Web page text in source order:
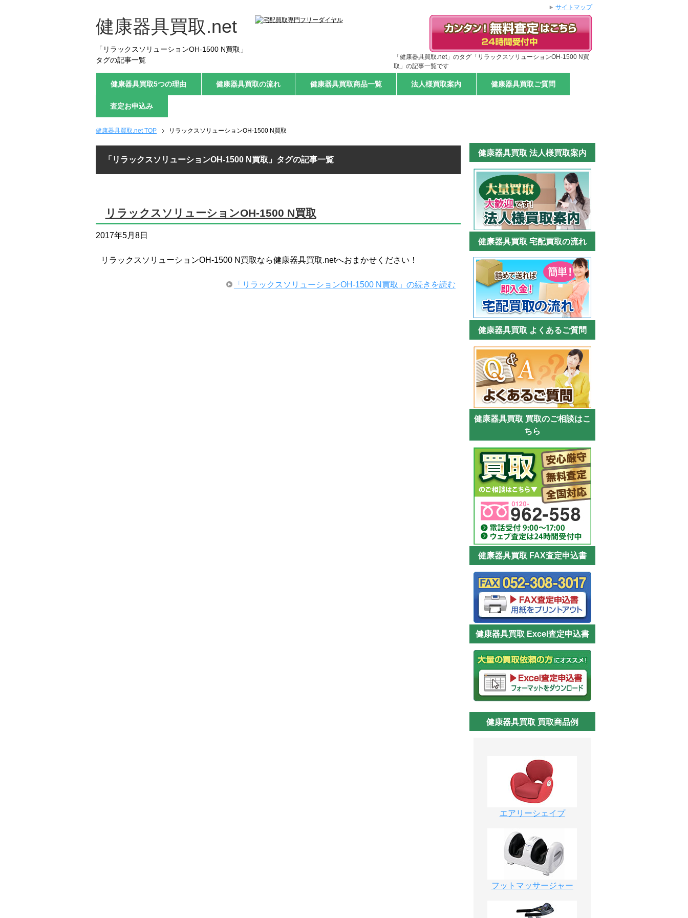
健康器具買取.net
「リラックスソリューションOH-1500 N買取」
タグの記事一覧
「健康器具買取.net」のタグ「リラックスソリューションOH-1500 N買
取」の記事一覧です
健康器具買取5つの理由 健康器具買取の流れ 健康器具買取商品一覧 法人様買取案内 健康器具買取ご質問
査定お申込み
健康器具買取.net TOP リラックスソリューションOH-1500 N買取
「リラックスソリューションOH-1500 N買取」タグの記事一覧
リラックスソリューションOH-1500 N買取
2017年5月8日
リラックスソリューションOH-1500 N買取なら健康器具買取.netへおまかせください！
「リラックスソリューションOH-1500 N買取」の続きを読む
健康器具買取 法人様買取案内
健康器具買取 宅配買取の流れ
健康器具買取 よくあるご質問
健康器具買取 買取のご相談はこ
ちら
健康器具買取 FAX査定申込書
健康器具買取 Excel査定申込書
健康器具買取 買取商品例
エアリーシェイプ
フットマッサージャー
サイトマップ